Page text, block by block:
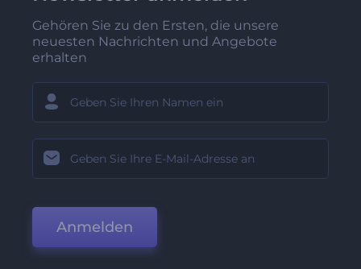
Gehören Sie zu den Ersten, die unsere
neuesten Nachrichten und Angebote
erhalten
Anmelden